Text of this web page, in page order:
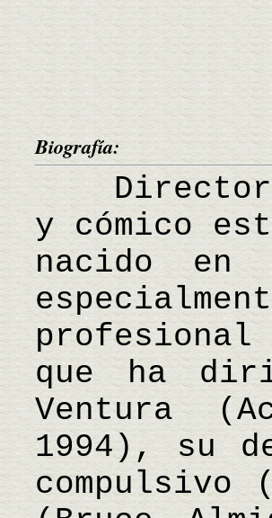
Biografía:
Director
y cómico
nacido en
que ha
Ventura
1994), su
compulsivo